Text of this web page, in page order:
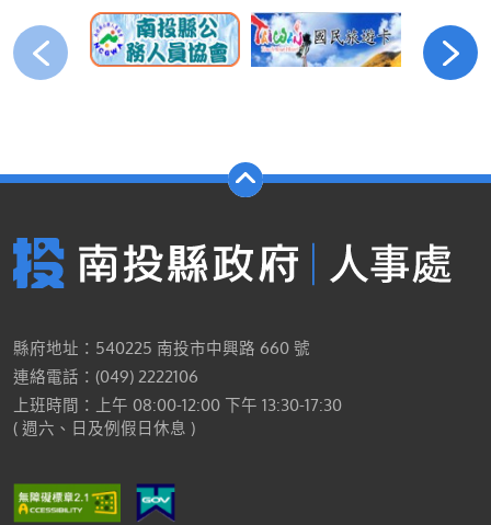
縣府地址：540225 南投市中興路 660 號
連絡電話：(049) 2222106
上班時間：上午 08:00-12:00 下午 13:30-17:30
( 週六、日及例假日休息 )